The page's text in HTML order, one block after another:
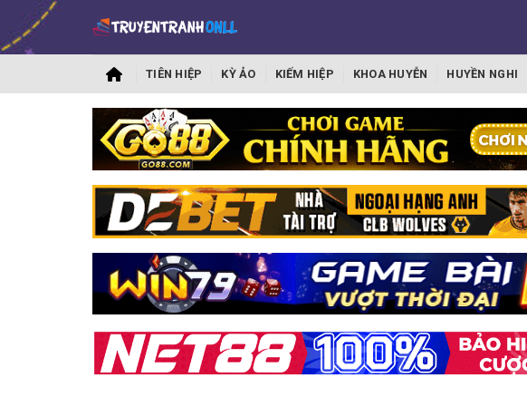
TIÊN HIỆP KỲ ẢO KIẾM HIỆP KHOA HUYỄN HUYỀN NGHI